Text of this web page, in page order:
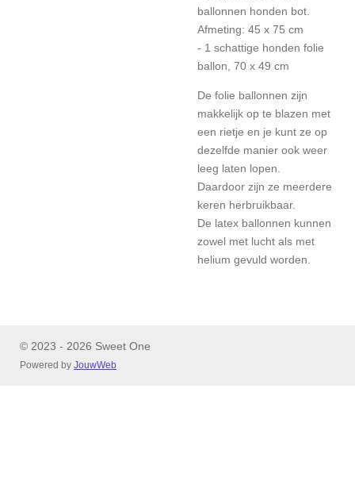
ballonnen honden bot.
Afmeting: 45 x 75 cm
- 1 schattige honden folie
ballon, 70 x 49 cm
De folie ballonnen zijn
makkelijk op te blazen met
een rietje en je kunt ze op
dezelfde manier ook weer
leeg laten lopen.
Daardoor zijn ze meerdere
keren herbruikbaar.
De latex ballonnen kunnen
zowel met lucht als met
helium gevuld worden.
© 2023 - 2026 Sweet One
Powered by JouwWeb